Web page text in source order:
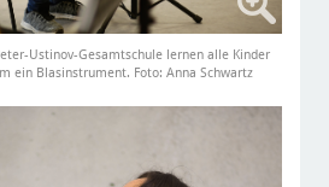
Ustinov-Gesamtschule lernen alle Kinder
ein Blasinstrument. Foto: Anna Schwartz